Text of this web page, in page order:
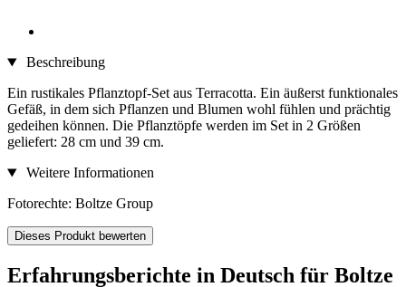
Beschreibung
Ein rustikales Pflanztopf-Set aus Terracotta. Ein äußerst funktionales
Gefäß, in dem sich Pflanzen und Blumen wohl fühlen und prächtig
gedeihen können. Die Pflanztöpfe werden im Set in 2 Größen
geliefert: 28 cm und 39 cm.
Weitere Informationen
Fotorechte: Boltze Group
Dieses Produkt bewerten
Erfahrungsberichte in Deutsch für Boltze